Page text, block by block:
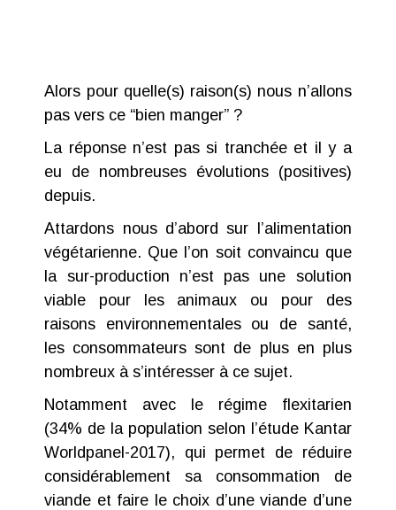
Alors pour quelle(s) raison(s) nous n’allons
pas vers ce “bien manger” ?
La réponse n’est pas si tranchée et il y a
eu de nombreuses évolutions (positives)
depuis.
Attardons nous d’abord sur l’alimentation
végétarienne. Que l’on soit convaincu que
la sur-production n’est pas une solution
viable pour les animaux ou pour des
raisons environnementales ou de santé,
les consommateurs sont de plus en plus
nombreux à s’intéresser à ce sujet.
Notamment avec le régime flexitarien
(34% de la population selon l’étude Kantar
Worldpanel-2017), qui permet de réduire
considérablement sa consommation de
viande et faire le choix d’une viande d’une